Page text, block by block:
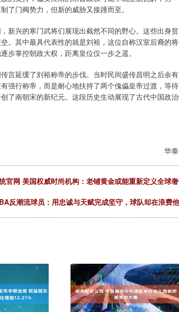
了门阀势力，但新的威胁又接踵而至。
新兴的寒门武将们展现出截然不同的野心。这些出身
。其中最具代表性的就是刘裕，这位自称汉室后裔的
步掌控朝政大权，距离皇位仅一步之遥。
言延缓了刘裕称帝的步伐。当时民间盛传昌明之后余
强行称帝，而是耐心地扶持了两个傀儡皇帝过渡，等
了南朝宋的新纪元。这段历史生动展现了古代中国政
华
官网 美国权威时尚机构：老铺黄金或能重新定义全球
反潮流球员：用忠诚与天赋完成坚守，球队却在浪费